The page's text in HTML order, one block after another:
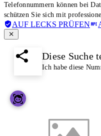
Telefonnummern können bei
schützen Sie sich mit
AUF LECKS PRÜFEN
Diese Suche
Ich habe diese